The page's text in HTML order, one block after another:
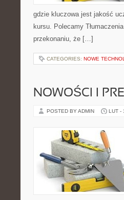
gdzie kluczowa jest jakość
kursu. Polecamy
przekonaniu, że […]
CATEGORIES: NOWE
NOWOŚCI I
POSTED BY ADMIN LUT -